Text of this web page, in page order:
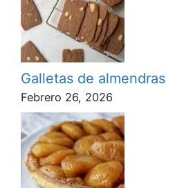
Galletas de almendras
Febrero 26, 2026